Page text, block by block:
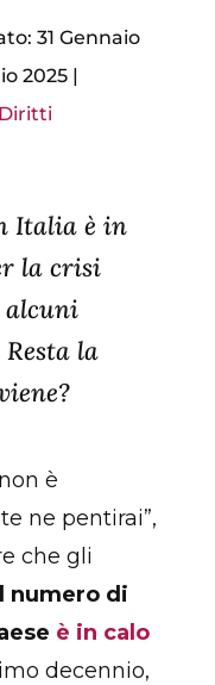
31 Gennaio
2025|
Italia è in
la crisi
alcuni
la
è
ne pentirai”,
che gli
numero di
è in calo
decennio,